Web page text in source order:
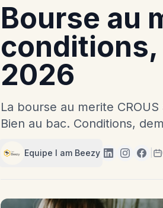
Bourse au
2026
La bourse au merite
Bien au bac. Conditions,
Equipe I am Beezy